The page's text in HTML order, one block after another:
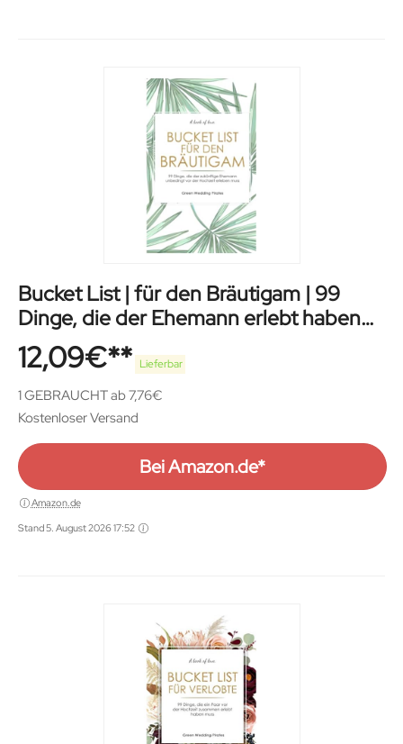
Bucket List | für den Bräutigam | 99
Dinge, die der Ehemann erlebt haben
muss
12,09€ Lieferbar
1 GEBRAUCHT ab 7,76€
Kostenloser Versand
Bei Amazon.de*
Amazon.de
Stand 5. August 2026 17:52